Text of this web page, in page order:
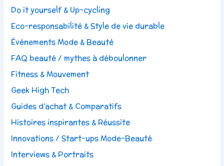
Do it yourself & Up-cycling
Eco-responsabilité & Style de vie durable
Événements Mode & Beauté
FAQ beauté / mythes à déboulonner
Fitness & Mouvement
Geek High Tech
Guides d’achat & Comparatifs
Histoires inspirantes & Réussite
Innovations / Start-ups Mode-Beauté
Interviews & Portraits